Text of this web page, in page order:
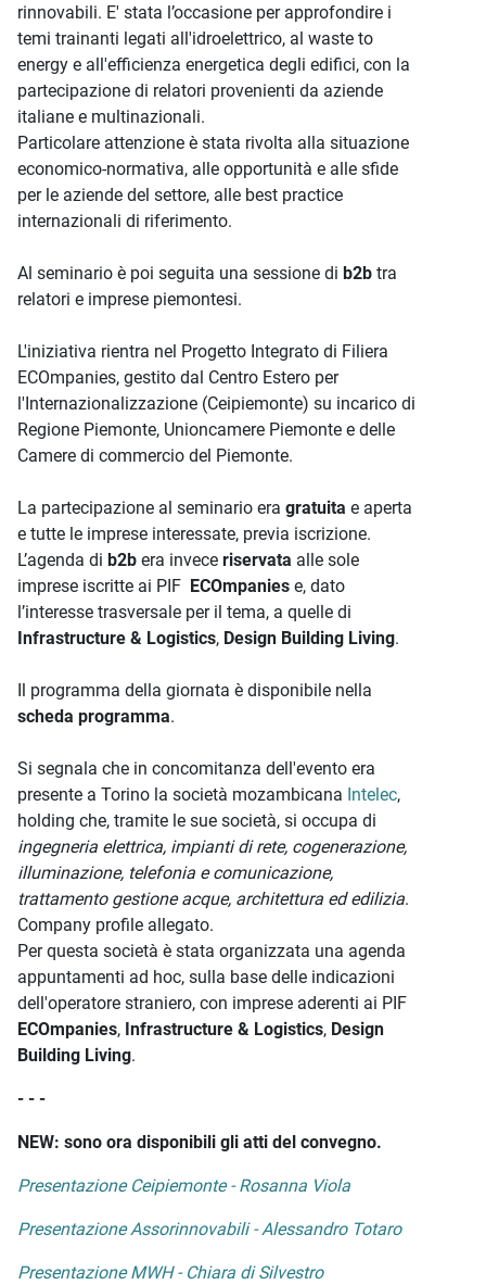
rinnovabili. E' stata l’occasione per approfondire i
temi trainanti legati all'idroelettrico, al waste to
energy e all'efficienza energetica degli edifici, con la
partecipazione di relatori provenienti da aziende
italiane e multinazionali.
Particolare attenzione è stata rivolta alla situazione
economico-normativa, alle opportunità e alle sfide
per le aziende del settore, alle best practice
internazionali di riferimento.
Al seminario è poi seguita una sessione di b2b tra
relatori e imprese piemontesi.
L'iniziativa rientra nel Progetto Integrato di Filiera
ECOmpanies, gestito dal Centro Estero per
l'Internazionalizzazione (Ceipiemonte) su incarico di
Regione Piemonte, Unioncamere Piemonte e delle
Camere di commercio del Piemonte.
La partecipazione al seminario era gratuita e aperta
e tutte le imprese interessate, previa iscrizione.
L’agenda di b2b era invece riservata alle sole
imprese iscritte ai PIF ECOmpanies e, dato
l’interesse trasversale per il tema, a quelle di
Infrastructure & Logistics, Design Building Living.
Il programma della giornata è disponibile nella
scheda programma.
Si segnala che in concomitanza dell'evento era
presente a Torino la società mozambicana Intelec,
holding che, tramite le sue società, si occupa di
ingegneria elettrica, impianti di rete, cogenerazione,
illuminazione, telefonia e comunicazione,
trattamento gestione acque, architettura ed edilizia.
Company profile allegato.
Per questa società è stata organizzata una agenda
appuntamenti ad hoc, sulla base delle indicazioni
dell'operatore straniero, con imprese aderenti ai PIF
ECOmpanies, Infrastructure & Logistics, Design
Building Living.
- - -
NEW: sono ora disponibili gli atti del convegno.
Presentazione Ceipiemonte - Rosanna Viola
Presentazione Assorinnovabili - Alessandro Totaro
Presentazione MWH - Chiara di Silvestro